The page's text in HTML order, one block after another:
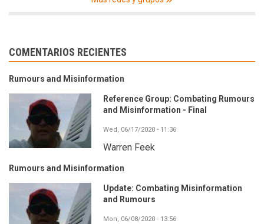
COMENTARIOS RECIENTES
Rumours and Misinformation
Reference Group: Combating Rumours
and Misinformation - Final
Wed, 06/17/2020 - 11:36
Warren Feek
Rumours and Misinformation
Update: Combating Misinformation
and Rumours
Mon, 06/08/2020 - 13:56